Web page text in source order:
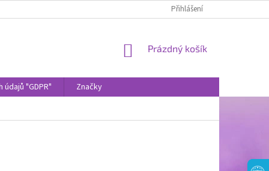
Přihlášení
NÁKUPNÍ
Prázdný košík
"GDPR"
Značky